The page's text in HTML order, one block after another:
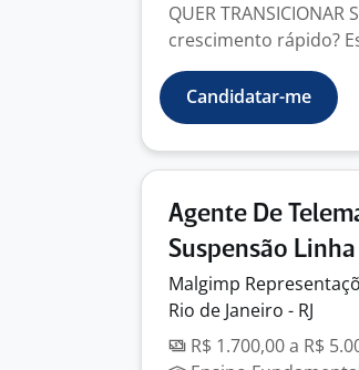
QUER
crescimento rápido?
Candidatar-me
Agente De
Suspensão
Malgimp
Rio de Janeiro - RJ
R$ 1.700,00 a R$